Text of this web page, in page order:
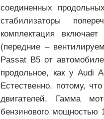
соединенных
стабилизаторы
комплектация
(передние –
Passat B5 от
продольное, как у Audi
Естественно, потому,
двигателей. Гамма
бензинового